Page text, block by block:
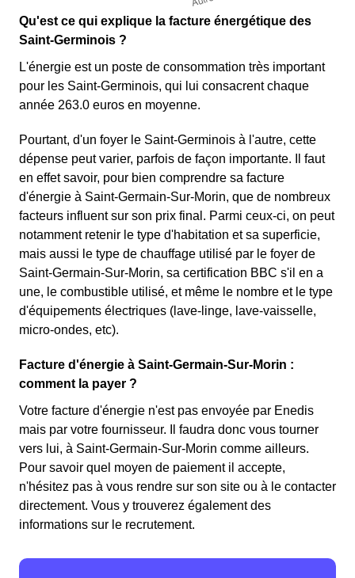
Qu'est ce qui explique la facture énergétique des
Saint-Germinois ?
L'énergie est un poste de consommation très important
pour les Saint-Germinois, qui lui consacrent chaque
année 263.0 euros en moyenne.
Pourtant, d'un foyer le Saint-Germinois à l'autre, cette
dépense peut varier, parfois de façon importante. Il faut
en effet savoir, pour bien comprendre sa facture
d'énergie à Saint-Germain-Sur-Morin, que de nombreux
facteurs influent sur son prix final. Parmi ceux-ci, on peut
notamment retenir le type d'habitation et sa superficie,
mais aussi le type de chauffage utilisé par le foyer de
Saint-Germain-Sur-Morin, sa certification BBC s'il en a
une, le combustible utilisé, et même le nombre et le type
d'équipements électriques (lave-linge, lave-vaisselle,
micro-ondes, etc).
Facture d'énergie à Saint-Germain-Sur-Morin :
comment la payer ?
Votre facture d'énergie n'est pas envoyée par Enedis
mais par votre fournisseur. Il faudra donc vous tourner
vers lui, à Saint-Germain-Sur-Morin comme ailleurs.
Pour savoir quel moyen de paiement il accepte,
n'hésitez pas à vous rendre sur son site ou à le contacter
directement. Vous y trouverez également des
informations sur le recrutement.